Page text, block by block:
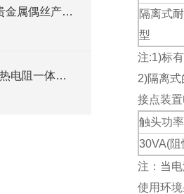
回收铂铑30-铂铑6贵金属偶丝产品性能
SBWZ-2280//640D热电阻一体化变送器产品介绍
隔离式
型
注:1)标
2)隔离
接点装
触头功率
30VA(阻
注：当
使用环